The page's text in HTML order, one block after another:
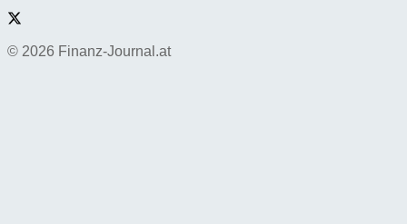
© 2026 Finanz-Journal.at